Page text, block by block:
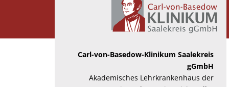
Carl-von-Basedow-Klinikum Saalekreis
gGmbH
Akademisches Lehrkrankenhaus der